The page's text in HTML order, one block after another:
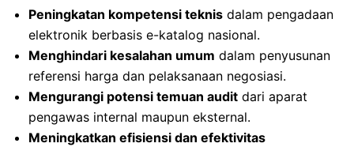
Peningkatan kompetensi teknis dalam pengadaan
elektronik berbasis e-katalog nasional.
Menghindari kesalahan umum dalam penyusunan
referensi harga dan pelaksanaan negosiasi.
Mengurangi potensi temuan audit dari aparat
pengawas internal maupun eksternal.
Meningkatkan efisiensi dan efektivitas